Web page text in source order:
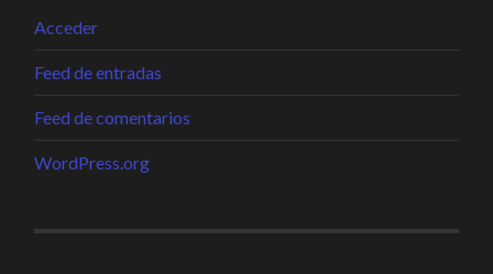
Acceder
Feed de entradas
Feed de comentarios
WordPress.org